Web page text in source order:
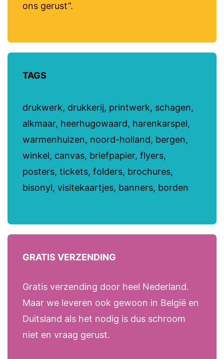
ons gerust”.
TAGS
drukwerk, drukkerij, printwerk, schagen,
alkmaar, heerhugowaard, harenkarspel,
warmenhuizen, noord-holland, bergen,
winkel, canvas, briefpapier, flyers,
posters, tickets, folders, brochures,
bisonyl, visitekaartjes, banners, borden
GRATIS VERZENDING
Gratis verzending door heel Nederland.
Maar we leveren ook gewoon in België en
Duitsland als het nodig is dus schroom
niet en vraag gerust.